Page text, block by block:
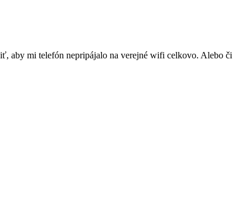
aby mi telefón nepripájalo na verejné wifi celkovo. Alebo či